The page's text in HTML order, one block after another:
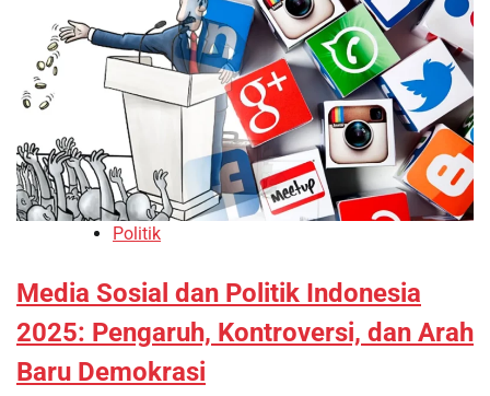
Politik
Media Sosial dan Politik Indonesia
2025: Pengaruh, Kontroversi, dan Arah
Baru Demokrasi